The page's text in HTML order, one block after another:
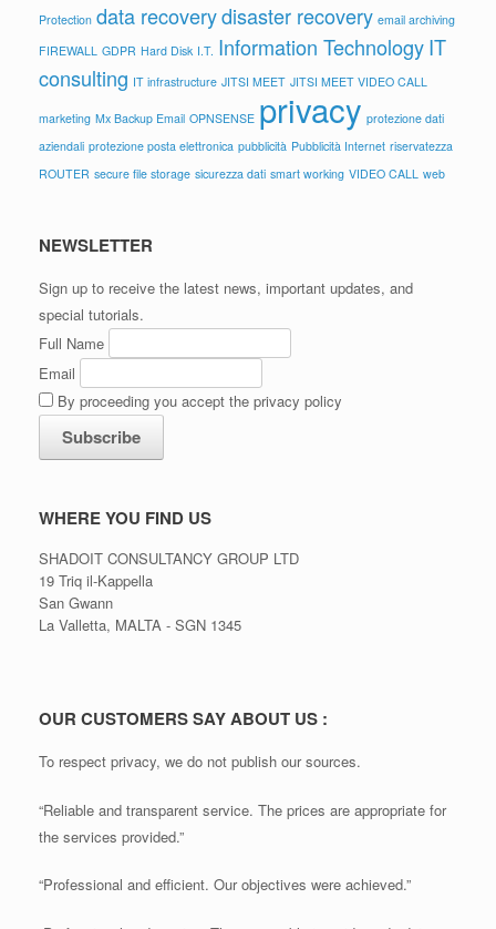
Protection data recoverydisaster recovery email archiving
FIREWALL GDPR Hard Disk I.T. Information TechnologyIT
consulting IT infrastructure JITSI MEET JITSI MEET VIDEO CALL
marketing Mx Backup Email OPNSENSE privacy protezione dati
aziendali protezione posta elettronica pubblicità Pubblicità Internet riservatezza
ROUTER secure file storage sicurezza dati smart working VIDEO CALL web
NEWSLETTER
Sign up to receive the latest news, important updates, and
special tutorials.
Full Name
Email
By proceeding you accept the privacy policy
WHERE YOU FIND US
SHADOIT CONSULTANCY GROUP LTD
19 Triq il-Kappella
San Gwann
La Valletta, MALTA - SGN 1345
OUR CUSTOMERS SAY ABOUT US :
To respect privacy, we do not publish our sources.
“Reliable and transparent service. The prices are appropriate for
the services provided.”
“Professional and efficient. Our objectives were achieved.”